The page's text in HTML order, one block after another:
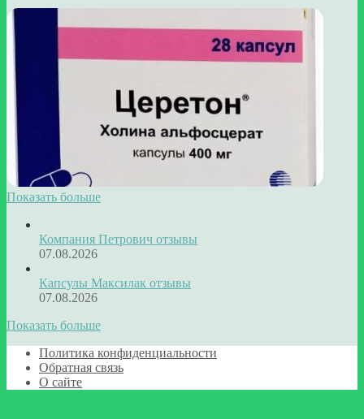
Показать больше
Компания Петрович отзывы
07.08.2026
Капсулы Максилак отзывы
07.08.2026
Показать больше
Политика конфиденциальности
Обратная связь
О сайте